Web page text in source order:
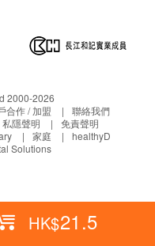
整包米米粥放入熱水
加熱20秒。適合6-
、紅棗、胚芽
HK$21.5
2000-2026
合作 / 加盟
聯絡我們
私隱聲明
免責聲明
家庭
healthyD
Solutions